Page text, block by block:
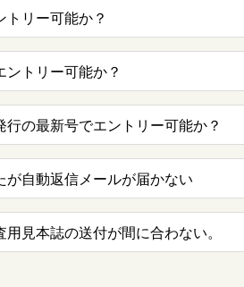
トリー可能か？
トリー可能か？
の最新号でエントリー可能か？
が自動返信メールが届かない
見本誌の送付が間に合わない。